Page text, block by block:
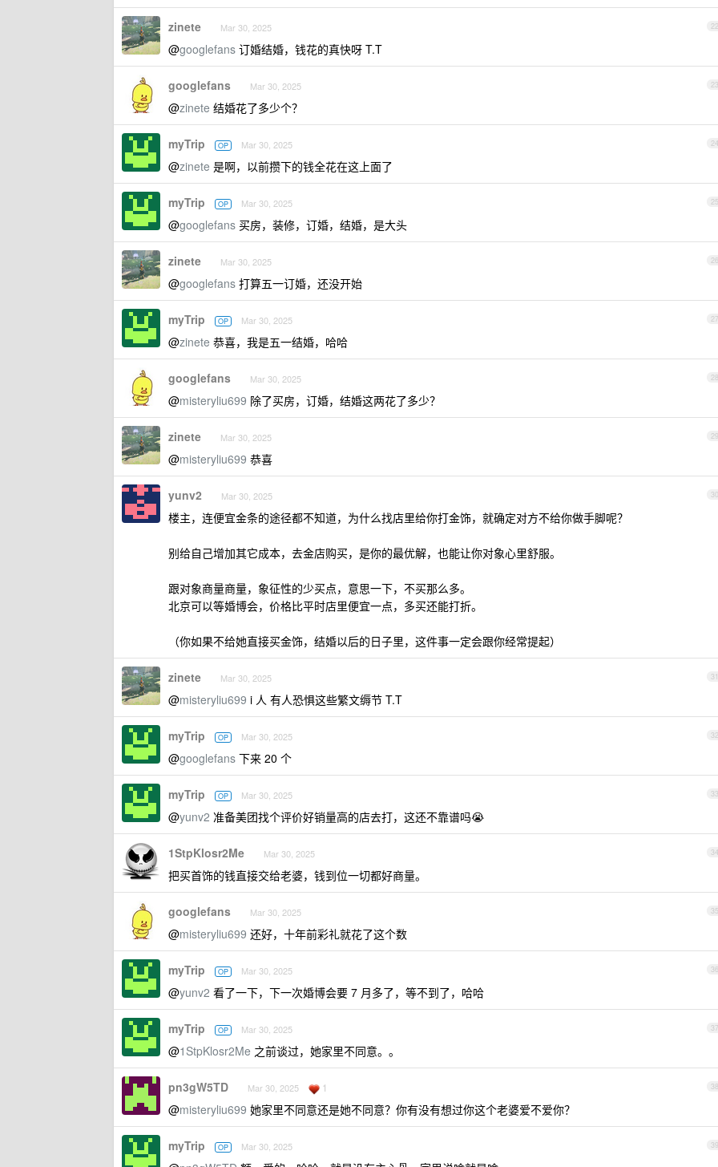
22
zinete Mar 30, 2025
@googlefans 订婚结婚，钱花的真快呀 T.T
23
googlefans Mar 30, 2025
@zinete 结婚花了多少个？
24
myTrip OP Mar 30, 2025
@zinete 是啊，以前攒下的钱全花在这上面了
25
myTrip OP Mar 30, 2025
@googlefans 买房，装修，订婚，结婚，是大头
26
zinete Mar 30, 2025
@googlefans 打算五一订婚，还没开始
27
myTrip OP Mar 30, 2025
@zinete 恭喜，我是五一结婚，哈哈
28
googlefans Mar 30, 2025
@misteryliu699 除了买房，订婚，结婚这两花了多少？
29
zinete Mar 30, 2025
@misteryliu699 恭喜
30
yunv2 Mar 30, 2025
楼主，连便宜金条的途径都不知道，为什么找店里给你打金饰，就确定对方不给你做手脚呢？
别给自己增加其它成本，去金店购买，是你的最优解，也能让你对象心里舒服。
跟对象商量商量，象征性的少买点，意思一下，不买那么多。
北京可以等婚博会，价格比平时店里便宜一点，多买还能打折。
（你如果不给她直接买金饰，结婚以后的日子里，这件事一定会跟你经常提起）
31
zinete Mar 30, 2025
@misteryliu699 i 人 有人恐惧这些繁文缛节 T.T
32
myTrip OP Mar 30, 2025
@googlefans 下来 20 个
33
myTrip OP Mar 30, 2025
@yunv2 准备美团找个评价好销量高的店去打，这还不靠谱吗😭
34
1StpKlosr2Me Mar 30, 2025
把买首饰的钱直接交给老婆，钱到位一切都好商量。
35
googlefans Mar 30, 2025
@misteryliu699 还好，十年前彩礼就花了这个数
36
myTrip OP Mar 30, 2025
@yunv2 看了一下，下一次婚博会要 7 月多了，等不到了，哈哈
37
myTrip OP Mar 30, 2025
@1StpKlosr2Me 之前谈过，她家里不同意。。
38
pn3gW5TD Mar 30, 2025 1
@misteryliu699 她家里不同意还是她不同意？你有没有想过你这个老婆爱不爱你？
39
myTrip OP Mar 30, 2025